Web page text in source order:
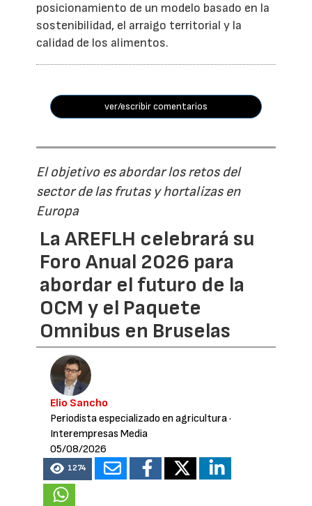
posicionamiento de un modelo basado en la
sostenibilidad, el arraigo territorial y la
calidad de los alimentos.
ver/escribir comentarios
El objetivo es abordar los retos del
sector de las frutas y hortalizas en
Europa
La AREFLH celebrará su
Foro Anual 2026 para
abordar el futuro de la
OCM y el Paquete
Omnibus en Bruselas
Elio Sancho
Periodista especializado en agricultura·
Interempresas Media
05/08/2026
1274